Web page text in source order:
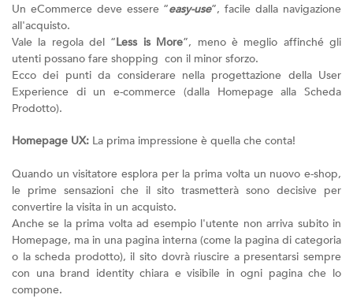
Un eCommerce deve essere “easy-use”, facile dalla navigazione
all'acquisto.
Vale la regola del “Less is More”, meno è meglio affinché gli
utenti possano fare shopping con il minor sforzo.
Ecco dei punti da considerare nella progettazione della User
Experience di un e-commerce (dalla Homepage alla Scheda
Prodotto).
Homepage UX: La prima impressione è quella che conta!
Quando un visitatore esplora per la prima volta un nuovo e-shop,
le prime sensazioni che il sito trasmetterà sono decisive per
convertire la visita in un acquisto.
Anche se la prima volta ad esempio l'utente non arriva subito in
Homepage, ma in una pagina interna (come la pagina di categoria
o la scheda prodotto), il sito dovrà riuscire a presentarsi sempre
con una brand identity chiara e visibile in ogni pagina che lo
compone.